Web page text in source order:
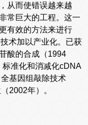
从而使错误越来越
常巨大的工程。这一
有效的方法来进行
术加以产业化。已获
酸的合成（1994
准化和消减化cDNA
基因组敲除技术
2002年）。